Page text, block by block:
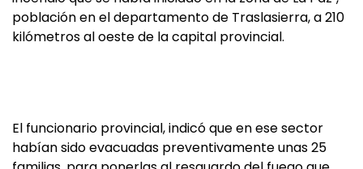
población en el departamento de Traslasierra, a 210
kilómetros al oeste de la capital provincial.
El funcionario provincial, indicó que en ese sector
habían sido evacuadas preventivamente unas 25